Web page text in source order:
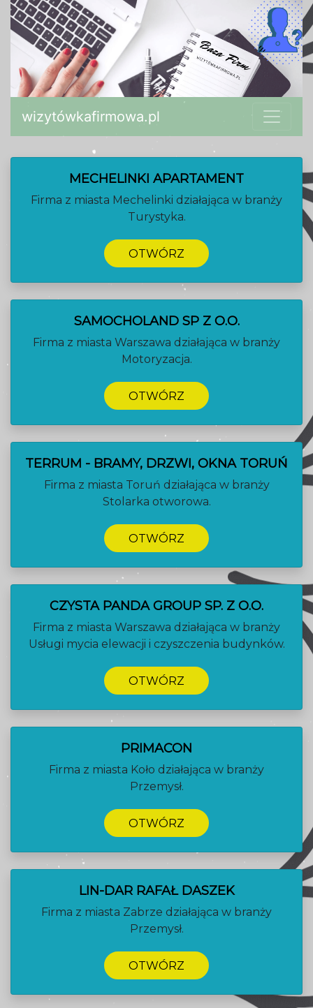
wizytówkafirmowa.pl
MECHELINKI APARTAMENT
Firma z miasta Mechelinki działająca w branży
Turystyka.
OTWÓRZ
SAMOCHOLAND SP Z O.O.
Firma z miasta Warszawa działająca w branży
Motoryzacja.
OTWÓRZ
TERRUM - BRAMY, DRZWI, OKNA TORUŃ
Firma z miasta Toruń działająca w branży
Stolarka otworowa.
OTWÓRZ
CZYSTA PANDA GROUP SP. Z O.O.
Firma z miasta Warszawa działająca w branży
Usługi mycia elewacji i czyszczenia budynków.
OTWÓRZ
PRIMACON
Firma z miasta Koło działająca w branży
Przemysł.
OTWÓRZ
LIN-DAR RAFAŁ DASZEK
Firma z miasta Zabrze działająca w branży
Przemysł.
OTWÓRZ